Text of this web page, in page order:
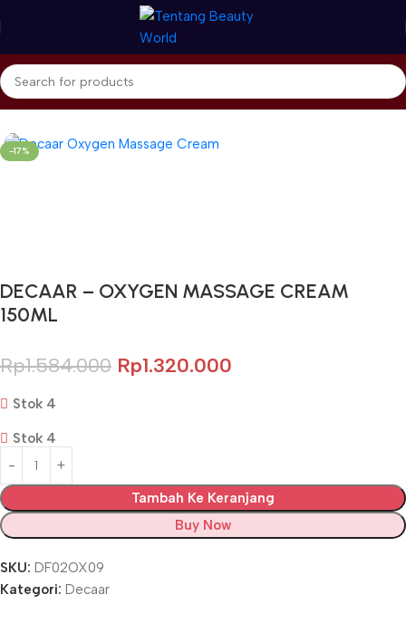
Beranda Decaar
-17%
DECAAR – OXYGEN MASSAGE CREAM
150ML
Rp1.584.000 Rp1.320.000
Stok 4
Stok 4
Tambah Ke Keranjang
Buy Now
SKU: DF02OX09
Kategori: Decaar